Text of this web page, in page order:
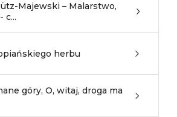
Majewski – Malarstwo,
c...
herbu
góry, O, witaj, droga ma